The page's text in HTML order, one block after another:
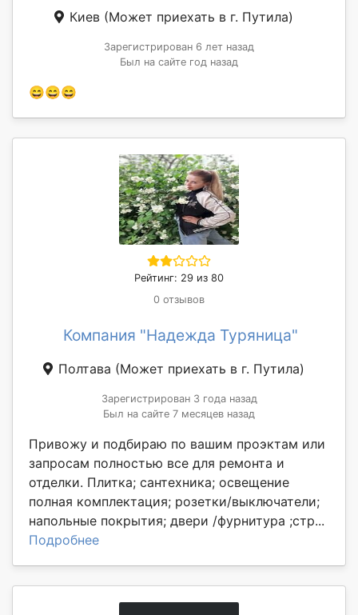
Киев (Может приехать в г. Путила)
Зарегистрирован 6 лет назад
Был на сайте год назад
😄😄😄
Рейтинг: 29 из 80
0 отзывов
Компания "Надежда Туряница"
Полтава (Может приехать в г. Путила)
Зарегистрирован 3 года назад
Был на сайте 7 месяцев назад
Привожу и подбираю по вашим проэктам или
запросам полностью все для ремонта и
отделки. Плитка; сантехника; освещение
полная комплектация; розетки/выключатели;
напольные покрытия; двери /фурнитура ;стр...
Подробнее